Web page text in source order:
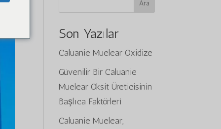
Ara
Son Yazılar
Caluanie Muelear Oxidize
Güvenilir Bir Caluanie
Muelear Oksit Üreticisinin
Başlıca Faktörleri
Caluanie Muelear,